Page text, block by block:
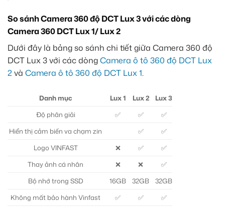
So sánh Camera 360 độ DCT Lux 3 với các dòng
Camera 360 DCT Lux 1/ Lux 2
Dưới đây là bảng so sánh chi tiết giữa Camera 360 độ
DCT Lux 3 với các dòngCamera ô tô 360 độ DCT Lux
2và Camera ô tô 360 độ DCT Lux 1.
Danh mục Lux 1 Lux 2
Lux 3
Độ phân giải
✅ ✅
✅
Hiển thị cảm biến va chạm zin
✅
✅
Logo VINFAST
❌ ✅
✅
Thay ảnh cá nhân
❌ ❌
✅
Bộ nhớ trong SSD
16GB 32GB
32GB
Không mất bảo hành Vinfast
✅ ✅ ✅